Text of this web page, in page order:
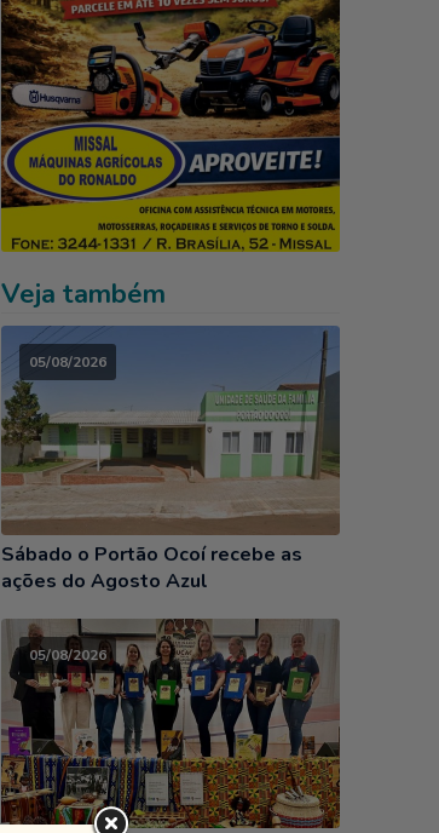
Veja também
05/08/2026
Sábado o Portão Ocoí recebe as
ações do Agosto Azul
05/08/2026